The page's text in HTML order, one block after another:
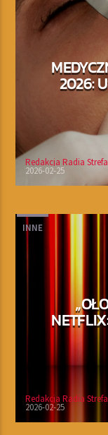
2026:
Redakcja Radia
2026-02-25
INNE
Redakcja Radia
2026-02-25